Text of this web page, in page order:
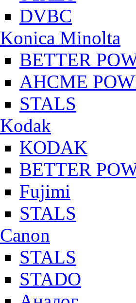
DVBC
Konica Minolta
BETTER
AHCME
STALS
Kodak
KODAK
BETTER
Fujimi
STALS
Canon
STALS
STADO